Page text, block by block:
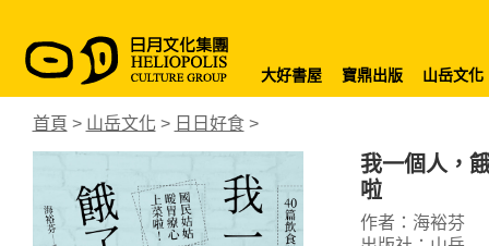
大好書屋 寶鼎出版 山岳文化
首頁 > 山岳文化 > 日日好食>
我一個人，
啦
作者：海裕芬